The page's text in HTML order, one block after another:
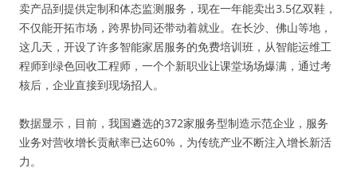
卖产品到提供定制和体态监测服务，现在一年能卖出3.5亿双鞋，
不仅能开拓市场，跨界协同还带动着就业。在长沙、佛山等地，
这几天，开设了许多智能家居服务的免费培训班，从智能运维工
程师到绿色回收工程师，一个个新职业让课堂场场爆满，通过考
核后，企业直接到现场招人。
数据显示，目前，我国遴选的372家服务型制造示范企业，服务
业务对营收增长贡献率已达60%，为传统产业不断注入增长新活
力。